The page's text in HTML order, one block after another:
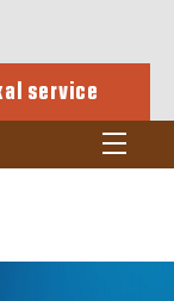
service